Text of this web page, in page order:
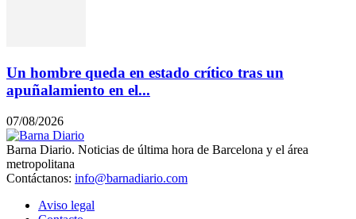
Un hombre queda en estado crítico tras un
apuñalamiento en el...
07/08/2026
Barna Diario. Noticias de última hora de Barcelona y el área
metropolitana
Contáctanos: info@barnadiario.com
Aviso legal